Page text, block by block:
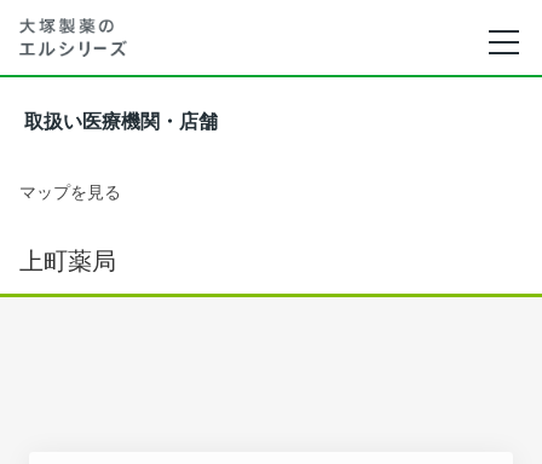
取扱い医療機関・店舗
マップを見る
上町薬局